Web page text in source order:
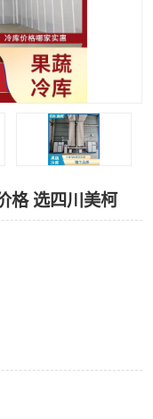
格 选四川美柯
冻库组装
冻库
装，小型冻库造价
库，宜宾冻库设备